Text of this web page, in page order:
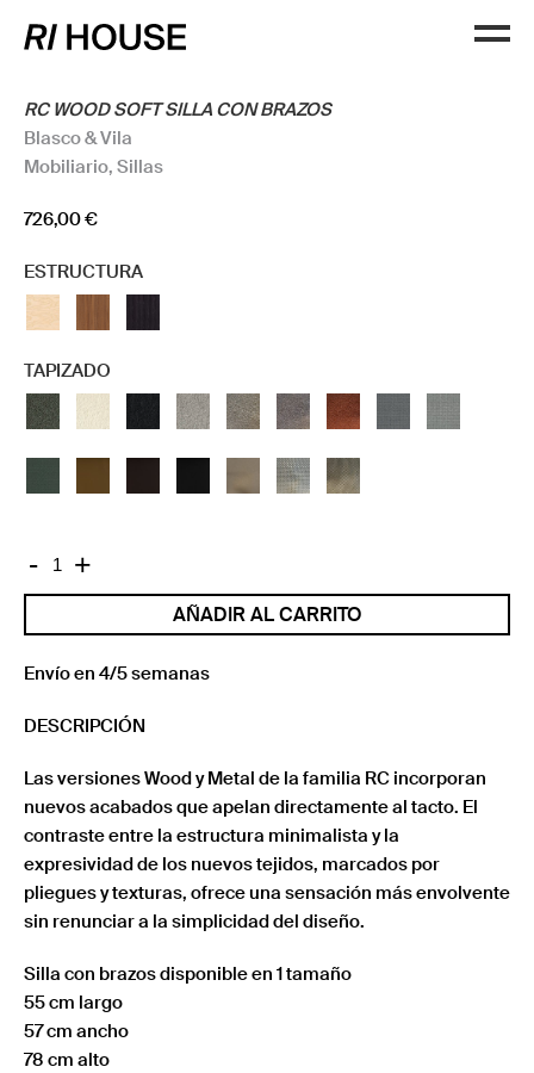
RC WOOD SOFT SILLA CON BRAZOS
Blasco & Vila
Mobiliario, Sillas
726,00€
ESTRUCTURA
TAPIZADO
-
RC
SILLA
CON
cantidad
+
AÑADIR AL CARRITO
Envío en 4/5 semanas
DESCRIPCIÓN
Las versiones Wood y Metal de la familia RC incorporan
nuevos acabados que apelan directamente al tacto. El
contraste entre la estructura minimalista y la
expresividad de los nuevos tejidos, marcados por
pliegues y texturas, ofrece una sensación más envolvente
sin renunciar a la simplicidad del diseño.
Silla con brazos disponible en 1 tamaño
55 cm largo
57 cm ancho
78 cm alto